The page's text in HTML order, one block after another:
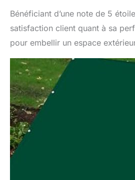
Bénéficiant d’une note de 5
satisfaction client quant à sa
pour embellir un espace